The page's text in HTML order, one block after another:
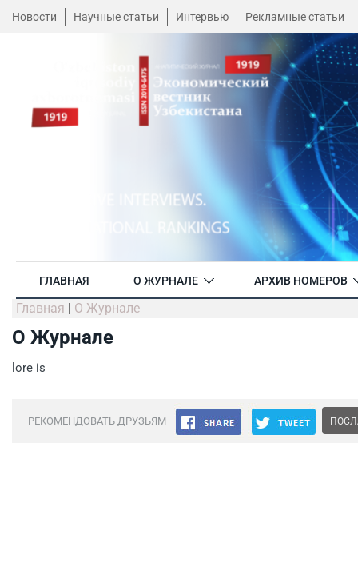
Новости Научные статьи Интервью Рекламные статьи
ГЛАВНАЯ О ЖУРНАЛЕ АРХИВ НОМЕРОВ
Главная | О Журнале
О Журнале
lore is
РЕКОМЕНДОВАТЬ ДРУЗЬЯМ